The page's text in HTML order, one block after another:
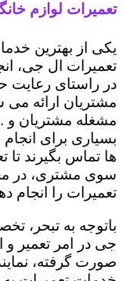
تعمیرات لوازم
یکی از بهترین
تعمیرات ال جی،
در راستای
مشتریان ارائه
مشغله مشتریان
بسیاری برای
ها تماس بگیرند
سوی مشتری، در
تعمیرات را انجام
باتوجه به تبحر،
جی در امر تعمیر و
صورت گرفته،